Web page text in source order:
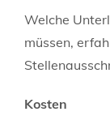
Welche
müssen,
Kosten